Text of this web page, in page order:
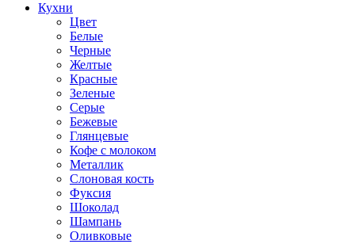
Кухни
Цвет
Белые
Черные
Желтые
Красные
Зеленые
Серые
Бежевые
Глянцевые
Кофе с молоком
Металлик
Слоновая кость
Фуксия
Шоколад
Шампань
Оливковые